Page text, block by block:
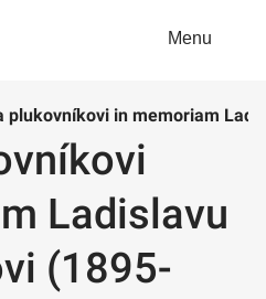
Menu
plukovníkovi in memoriam
Ladislavu
(1895-